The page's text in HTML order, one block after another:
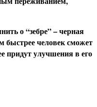
о “зебре” – черная
быстрее человек сможет
придут улучшения в его